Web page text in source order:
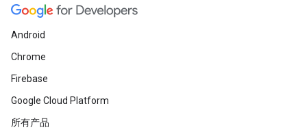
Android
Chrome
Firebase
Google Cloud Platform
所有产品